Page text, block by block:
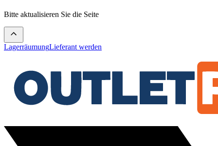
Bitte aktualisieren Sie die Seite
LagerräumungLieferant werden